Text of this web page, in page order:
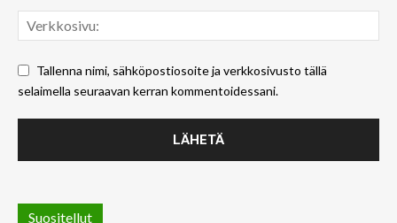
Tallenna nimi, sähköpostiosoite ja verkkosivusto tällä
selaimella seuraavan kerran kommentoidessani.
Suositellut